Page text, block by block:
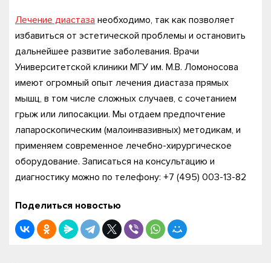
Лечение диастаза необходимо, так как позволяет
избавиться от эстетической проблемы и остановить
дальнейшее развитие заболевания. Врачи
Университетской клиники МГУ им. М.В. Ломоносова
имеют огромный опыт лечения диастаза прямых
мышц, в том числе сложных случаев, с сочетанием
грыж или липосакции. Мы отдаем предпочтение
лапароскопическим (малоинвазивных) методикам, и
применяем современное лечебно-хирургическое
оборудование. Записаться на консультацию и
диагностику можно по телефону: +7 (495) 003-13-82
Поделиться новостью